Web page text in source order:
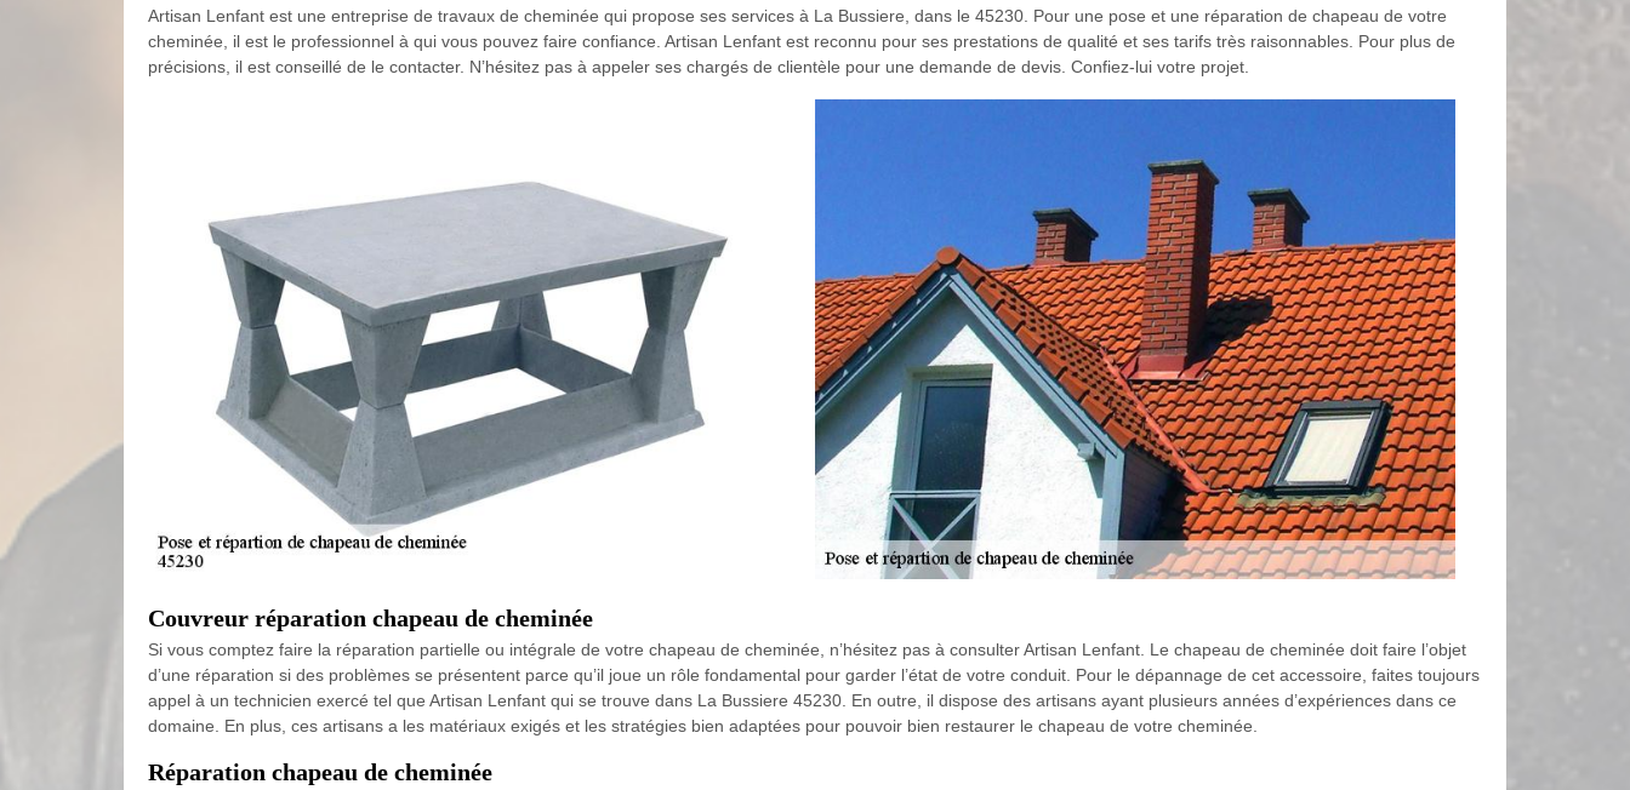
Artisan Lenfant est une entreprise de travaux de cheminée qui propose ses services à La Bussiere, dans le 45230. Pour une pose et une réparation de chapeau de votre
cheminée, il est le professionnel à qui vous pouvez faire confiance. Artisan Lenfant est reconnu pour ses prestations de qualité et ses tarifs très raisonnables. Pour plus de
précisions, il est conseillé de le contacter. N’hésitez pas à appeler ses chargés de clientèle pour une demande de devis. Confiez-lui votre projet.
Couvreur réparation chapeau de cheminée
Si vous comptez faire la réparation partielle ou intégrale de votre chapeau de cheminée, n’hésitez pas à consulter Artisan Lenfant. Le chapeau de cheminée doit faire l’objet
d’une réparation si des problèmes se présentent parce qu’il joue un rôle fondamental pour garder l’état de votre conduit. Pour le dépannage de cet accessoire, faites toujours
appel à un technicien exercé tel que Artisan Lenfant qui se trouve dans La Bussiere 45230. En outre, il dispose des artisans ayant plusieurs années d’expériences dans ce
domaine. En plus, ces artisans a les matériaux exigés et les stratégies bien adaptées pour pouvoir bien restaurer le chapeau de votre cheminée.
Réparation chapeau de cheminée